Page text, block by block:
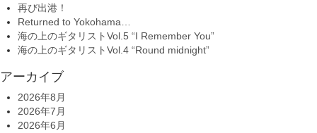
再び出港！
Returned to Yokohama…
海の上のギタリストVol.5 “I Remember You”
海の上のギタリストVol.4 “Round midnight”
アーカイブ
2026年8月
2026年7月
2026年6月